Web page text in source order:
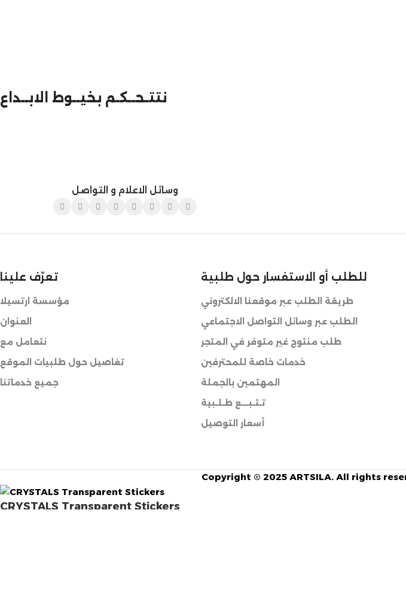
نتتـحــكـم بخيــوط الابــداع
وسائل الاعلام و التواصل
تعرّف علينا
مؤسسة ارتسيلا
العنوان
نتعامل مع
تفاصيل حول طلبيات الموقع
جميع خدماتنا
للطلب أو الاستفسار حول طلبية
طريقة الطلب عبر موقعنا الالكتروني
الطلب عبر وسائل التواصل الاجتماعي
طلب منتوج غير متوفر في المتجر
خدمات خاصة للمحترفين
المهتمين بالجملة
تـتـبـــع طـلـبية
أسعار التوصيل
Copyright © 2025 ARTSILA. All rights
CRYSTALS Transparent Stickers